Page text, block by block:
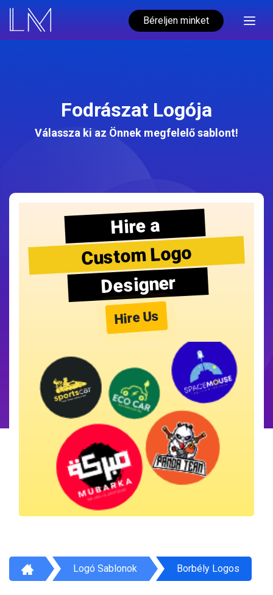
Béreljen minket
Fodrászat Logója
Válassza ki az Önnek megfelelő sablont!
Hire a
Custom Logo
Designer
Hire Us
Logó Sablonok Borbély Logos